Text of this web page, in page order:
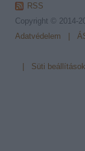
RSS
Copyright © 2014-
Adatvédelem
Süti beállítások